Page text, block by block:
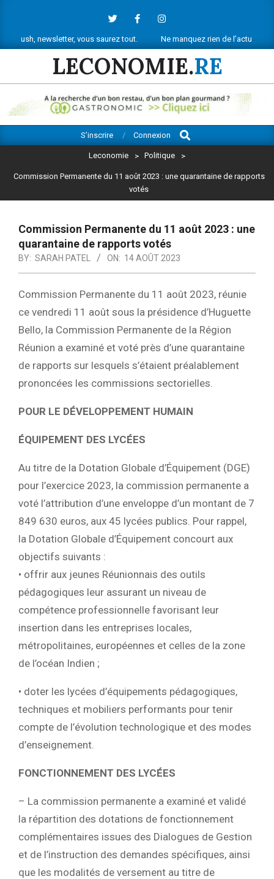
content
newsletter, vous saurez tout. Ne manquez rien de l’actu économique
LECONOMIE.RE
Navigation
S’inscrire Connexion
Search
Leconomie > Politique >
Commission Permanente du 11 août 2023 : une quarantaine de rapports
votés
Commission Permanente du 11 août 2023 : une
quarantaine de rapports votés
BY: SARAH PATEL ON: 14 AOÛT 2023
Commission Permanente du 11 août 2023, réunie
ce vendredi 11 août sous la présidence d’Huguette
Bello, la Commission Permanente de la Région
Réunion a examiné et voté près d’une quarantaine
de rapports sur lesquels s’étaient préalablement
prononcées les commissions sectorielles.
POUR LE DÉVELOPPEMENT HUMAIN
ÉQUIPEMENT DES LYCÉES
Au titre de la Dotation Globale d’Équipement (DGE)
pour l’exercice 2023, la commission permanente a
voté l’attribution d’une enveloppe d’un montant de 7
849 630 euros, aux 45 lycées publics. Pour rappel,
la Dotation Globale d’Équipement concourt aux
objectifs suivants :
• offrir aux jeunes Réunionnais des outils
pédagogiques leur assurant un niveau de
compétence professionnelle favorisant leur
insertion dans les entreprises locales,
métropolitaines, européennes et celles de la zone
de l’océan Indien ;
• doter les lycées d’équipements pédagogiques,
techniques et mobiliers performants pour tenir
compte de l’évolution technologique et des modes
d’enseignement.
FONCTIONNEMENT DES LYCÉES
– La commission permanente a examiné et validé
la répartition des dotations de fonctionnement
complémentaires issues des Dialogues de Gestion
et de l’instruction des demandes spécifiques, ainsi
que les modalités de versement au titre de